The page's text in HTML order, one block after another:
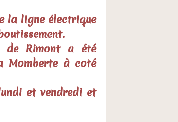
la ligne électrique
de Rimont a été
Momberte à coté
et vendredi et